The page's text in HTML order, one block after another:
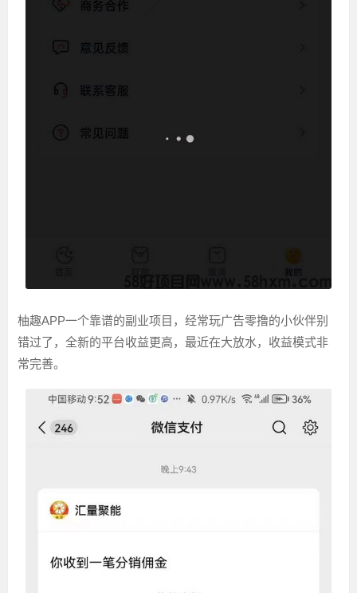
柚趣APP一个靠谱的副业项目，经常玩广告零撸的小伙伴别
错过了，全新的平台收益更高，最近在大放水，收益模式非
常完善。